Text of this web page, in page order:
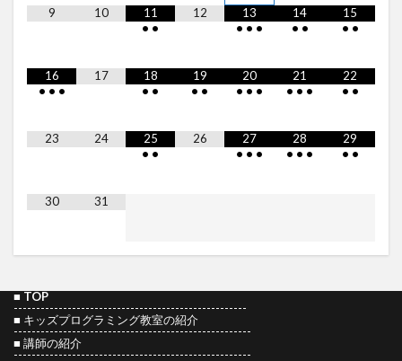
9 10
11
• •
12
13
• • •
14
• •
15
• •
16
• • •
17
18
• •
19
• •
20
• • •
21
• • •
22
• •
23 24
25
• •
26
27
• • •
28
• • •
29
• •
30 31
■ TOP
----------------------------------------------------
■ キッズプログラミング教室の紹介
-----------------------------------------------------
■ 講師の紹介
-----------------------------------------------------